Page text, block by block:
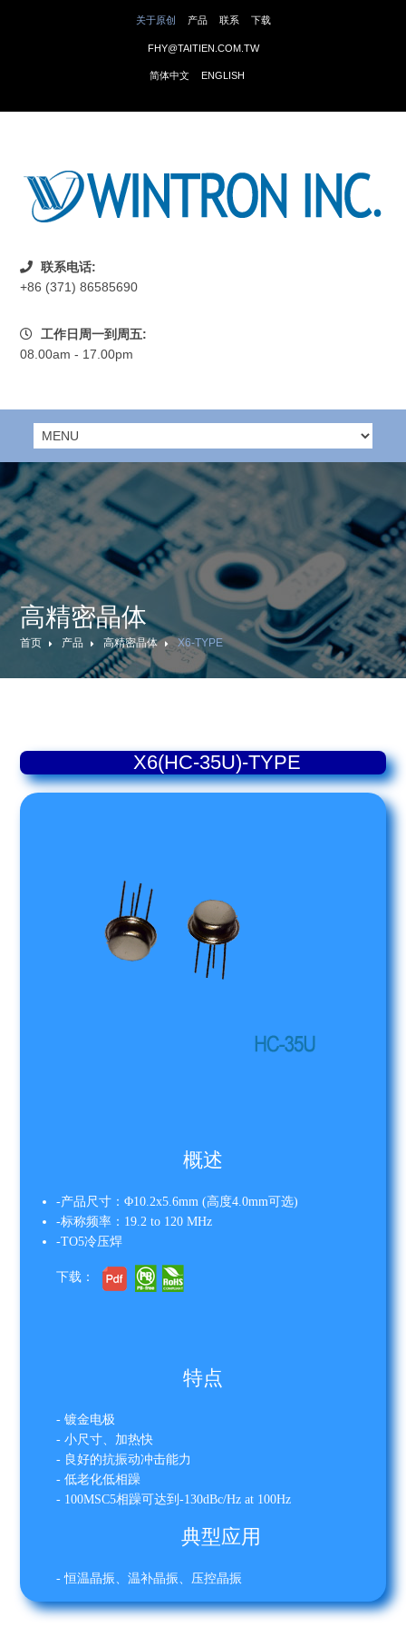
关于原创 产品 联系 下载
FHY@TAITIEN.COM.TW
简体中文 ENGLISH
联系电话:
+86 (371) 86585690
工作日周一到周五:
08.00am - 17.00pm
高精密晶体
首页 产品 高精密晶体 X6-TYPE
X6(HC-35U)-TYPE
概述
-产品尺寸：Φ10.2x5.6mm (高度4.0mm可选)
-标称频率：19.2 to 120 MHz
-TO5冷压焊
下载：
特点
- 镀金电极
- 小尺寸、加热快
- 良好的抗振动冲击能力
- 低老化低相躁
- 100MSC5相躁可达到-130dBc/Hz at 100Hz
典型应用
- 恒温晶振、温补晶振、压控晶振